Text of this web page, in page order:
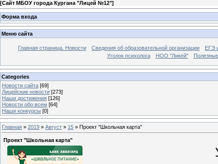
[Сайт МБОУ города Кургана "Лицей №12"]
Форма входа
Меню сайта
Главная страница. Новости Сведения об образовательной организации
ЕГЭ
Уголок психолога
НОО "Ликей"
Categories
Новости сайта [69]
Лицейские новости [273]
Наши достижения [126]
Новости обо всем [64]
Наши конкурсы [0]
Главная » 2019 » Август » 15 » Проект "Школьная карта"
Проект "Школьная карта"